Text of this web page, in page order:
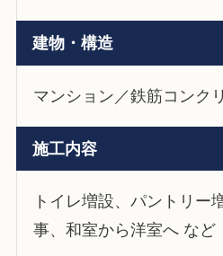
建物・構造
マンション／鉄筋コンク
施工内容
トイレ増設、パントリー
事、和室から洋室へ など